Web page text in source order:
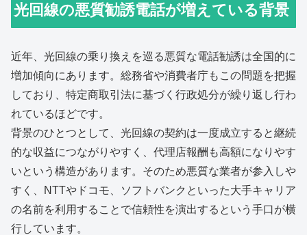
光回線の悪質勧誘電話が増えている背景
近年、光回線の乗り換えを巡る悪質な電話勧誘は全国的に
増加傾向にあります。総務省や消費者庁もこの問題を把握
しており、特定商取引法に基づく行政処分が繰り返し行わ
れているほどです。
背景のひとつとして、光回線の契約は一度成立すると継続
的な収益につながりやすく、代理店報酬も高額になりやす
いという構造があります。そのため悪質な業者が参入しや
すく、NTTやドコモ、ソフトバンクといった大手キャリア
の名前を利用することで信頼性を演出するという手口が横
行しています。